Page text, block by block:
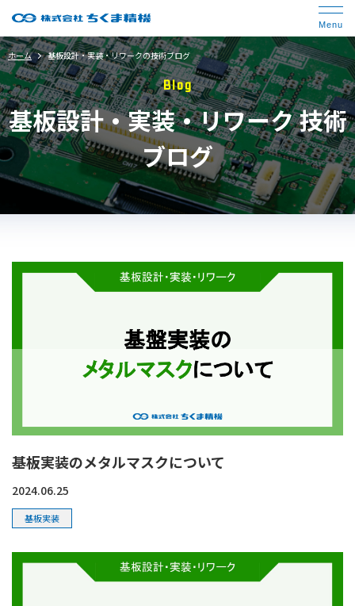
ホーム 基板設計・実装・リワークの技術ブログ
Blog
基板設計・実装・リワーク 技術
ブログ
基板実装のメタルマスクについて
2024.06.25
基板実装